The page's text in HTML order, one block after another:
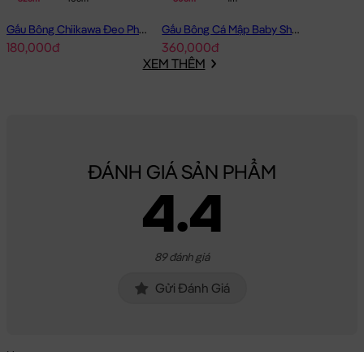
Gấu Bông Chiikawa Đeo Phao - Cam
180,000đ
Gấu Bông Cá Mập Baby Shark lông mịn
360,000đ
XEM THÊM
ĐÁNH GIÁ SẢN PHẨM
4.4
89 đánh giá
Gửi Đánh Giá